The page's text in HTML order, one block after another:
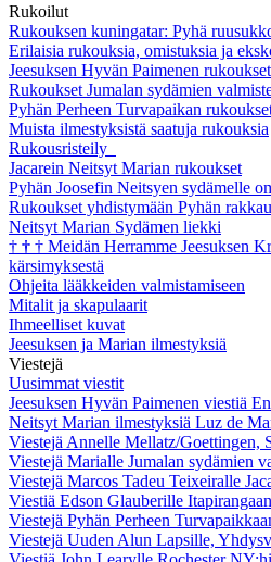
Rukoilut
Rukouksen kuningatar: Pyhä
Erilaisia rukouksia, omistuksia ja
Jeesuksen Hyvän Paimenen
Rukoukset Jumalan sydämien
Pyhän Perheen Turvapaikan
Muista ilmestyksistä saatuja rukouksia
Rukousristeily
Jacarein Neitsyt Marian rukoukset
Pyhän Joosefin Neitsyen sydämelle
Rukoukset yhdistymään Pyhän
Neitsyt Marian Sydämen liekki
† † † Meidän Herramme Jeesuksen
kärsimyksestä
Ohjeita lääkkeiden valmistamiseen
Mitalit ja skapulaarit
Ihmeelliset kuvat
Jeesuksen ja Marian ilmestyksiä
Viestejä
Uusimmat viestit
Jeesuksen Hyvän Paimenen viestiä
Neitsyt Marian ilmestyksiä Luz de
Viestejä Annelle Mellatz/Goettingen,
Viestejä Marialle Jumalan sydämien
Viestejä Marcos Tadeu Teixeiralle
Viestiä Edson Glauberille
Viestejä Pyhän Perheen
Viestejä Uuden Alun Lapsille,